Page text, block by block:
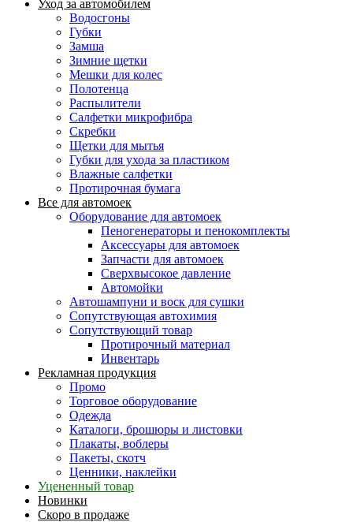
Уход за автомобилем
Водосгоны
Губки
Замша
Зимние щетки
Мешки для колес
Полотенца
Распылители
Салфетки микрофибра
Скребки
Щетки для мытья
Губки для ухода за пластиком
Влажные салфетки
Протирочная бумага
Все для автомоек
Оборудование для автомоек
Пеногенераторы и пенокомплекты
Аксессуары для автомоек
Запчасти для автомоек
Сверхвысокое давление
Автомойки
Автошампуни и воск для сушки
Сопутствующая автохимия
Сопутствующий товар
Протирочный материал
Инвентарь
Рекламная продукция
Промо
Торговое оборудование
Одежда
Каталоги, брошюры и листовки
Плакаты, воблеры
Пакеты, скотч
Ценники, наклейки
Уцененный товар
Новинки
Скоро в продаже